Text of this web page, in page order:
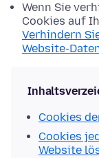
Wenn Sie
Cookies auf
Verhindern
Website-
Cookies
Cookies
Website